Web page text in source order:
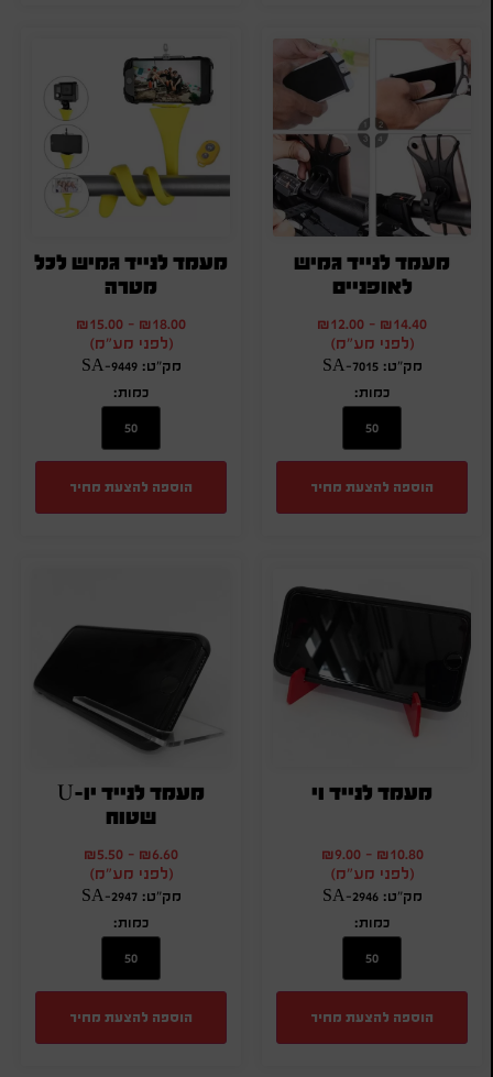
מעמד לנייד גמיש
לאופניים
₪14.40
-
₪12.00
(לפני מע"מ)
מק"ט: SA-7015
כמות:
הוספה להצעת מחיר
מעמד לנייד גמיש לכל
מטרה
₪18.00
-
₪15.00
(לפני מע"מ)
מק"ט: SA-9449
כמות:
הוספה להצעת מחיר
מעמד לנייד וי
₪10.80
-
₪9.00
(לפני מע"מ)
מק"ט: SA-2946
כמות:
הוספה להצעת מחיר
מעמד לנייד יו-U
שטוח
₪6.60
-
₪5.50
(לפני מע"מ)
מק"ט: SA-2947
כמות:
הוספה להצעת מחיר